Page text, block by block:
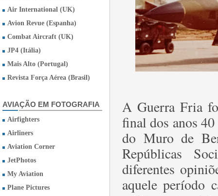
Air International (UK)
Avion Revue (Espanha)
Combat Aircraft (UK)
JP4 (Itália)
Mais Alto (Portugal)
Revista Força Aérea (Brasil)
AVIAÇÃO EM FOTOGRAFIA
Airfighters
Airliners
Aviation Corner
JetPhotos
My Aviation
Plane Pictures
A Guerra Fria
final dos anos
do Muro de
Repúblicas
diferentes
aquele período